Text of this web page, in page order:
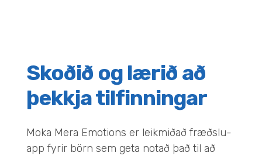
Skoðið og lærið að
þekkja tilfinningar
Moka Mera Emotions er leikmiðað fræðslu-
app fyrir börn sem geta notað það til að